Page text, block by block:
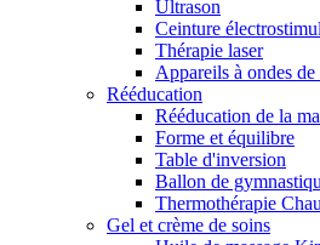
Ultrason
Ceinture
Thérapie laser
Appareils à ondes de
Rééducation
Rééducation de la
Forme et équilibre
Table d'inversion
Ballon de
Thermothérapie
Gel et crème de soins